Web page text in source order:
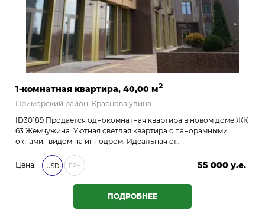
1-комнатная квартира, 40,00 м2
Приморский район, Краснова улица
ID30189 Продается однокомнатная квартира в новом доме ЖК
63 Жемчужина. Уютная светлая квартира с панорамными
окнами, видом на ипподром. Идеальная ст…
Цена: USD ГРН
55 000 у.е.
2 365 000 ₴
ПОДРОБНЕЕ